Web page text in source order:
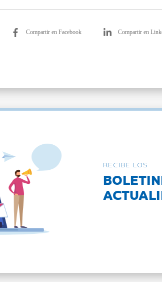
Compartir en Facebook Compartir en
RECIBE LOS